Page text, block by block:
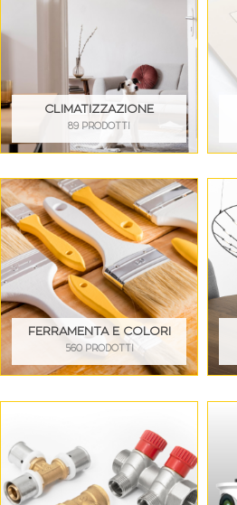
CLIMATIZZAZIONE
89 PRODOTTI
FERRAMENTA E COLORI
560 PRODOTTI